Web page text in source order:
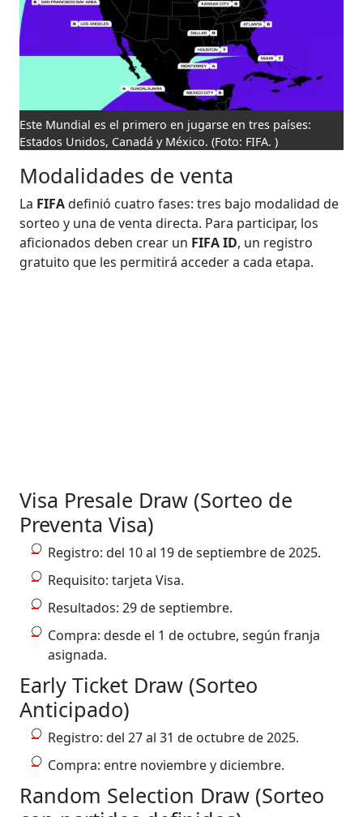
Este Mundial es el primero en jugarse en tres países:
Estados Unidos, Canadá y México. (Foto: FIFA. )
Modalidades de venta
La FIFAdefinió cuatro fases: tres bajo modalidad de
sorteo y una de venta directa. Para participar, los
aficionados deben crear un FIFA ID, un registro
gratuito que les permitirá acceder a cada etapa.
Visa Presale Draw (Sorteo de
Preventa Visa)
Registro: del 10 al 19 de septiembre de 2025.
Requisito: tarjeta Visa.
Resultados: 29 de septiembre.
Compra: desde el 1 de octubre, según franja
asignada.
Early Ticket Draw (Sorteo
Anticipado)
​​​​​​Registro: del 27 al 31 de octubre de 2025.
Compra: entre noviembre y diciembre.
Random Selection Draw (Sorteo